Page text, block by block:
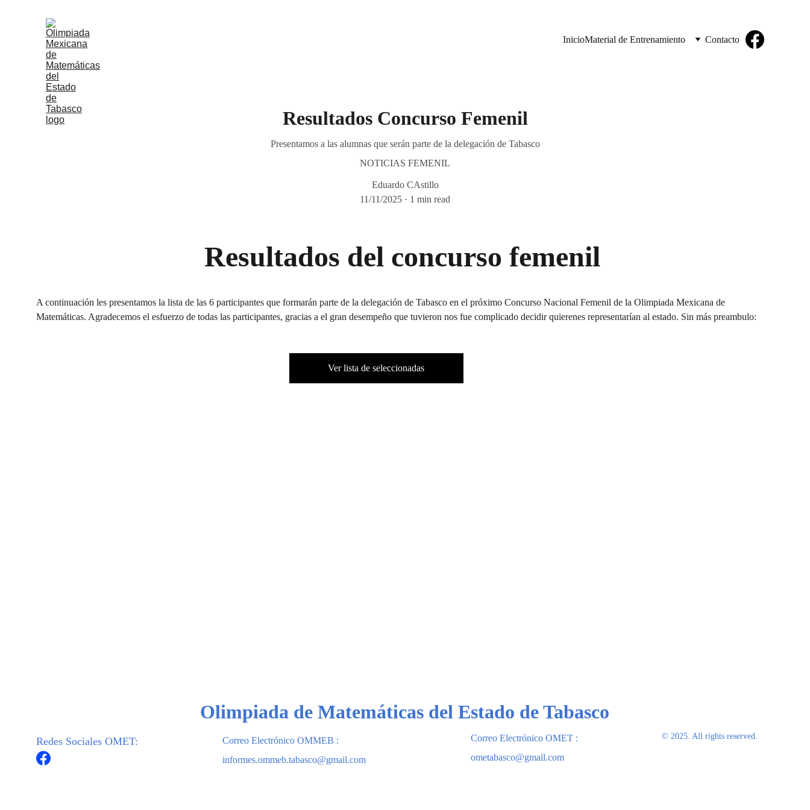
InicioMaterial de Entrenamiento Contacto
Resultados Concurso Femenil
Presentamos a las alumnas que serán parte de la delegación de Tabasco
NOTICIAS FEMENIL
Eduardo CAstillo
11/11/2025
1 min read
A continuación les presentamos la lista de las 6 participantes que formarán parte de la delegación de Tabasco en el próximo Concurso Nacional Femenil de la Olimpiada Mexicana de
Matemáticas. Agradecemos el esfuerzo de todas las participantes, gracias a el gran desempeño que tuvieron nos fue complicado decidir quierenes representarían al estado. Sin más preambulo:
Resultados del concurso femenil
Ver lista de seleccionadas
Olimpiada de Matemáticas del Estado de Tabasco
Correo Electrónico OMMEB :
informes.ommeb.tabasco@gmail.com
© 2025. All rights reserved.
Correo Electrónico OMET :
ometabasco@gmail.com
Redes Sociales OMET: